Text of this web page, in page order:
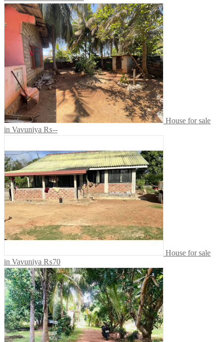
House for sale
in Vavuniya ₨--
House for sale
in Vavuniya ₨70